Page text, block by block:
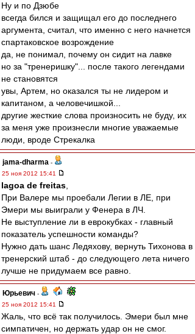
Ну и по Дзюбе
всегда бился и защищал его до последнего
аргумента, считал, что именно с него начнется
спартаковское возрождение
да, не понимал, почему он сидит на лавке
но за "тренеришку"... после такого легендами
не становятся
увы, Артем, но оказался ты не лидером и
капитаном, а человечишкой...
другие жесткие слова произносить не буду, их
за меня уже произнесли многие уважаемые
люди, вроде Стрекалка
jama-dharma -
25 ноя 2012 15:41
lagoa de freitas
При Валере мы проебали Легии в ЛЕ, при
Эмери мы выиграли у Фенера в ЛЧ.
Не выступление ли в еврокубках - главный
показатель успешности команды?
Нужно дать шанс Ледяхову, вернуть Тихонова в
тренерский штаб - до следующего лета ничего
лучше не придумаем все равно.
Юрьевич -
25 ноя 2012 15:41
Жаль, что всё так получилось. Эмери был мне
симпатичен, но держать удар он не смог.